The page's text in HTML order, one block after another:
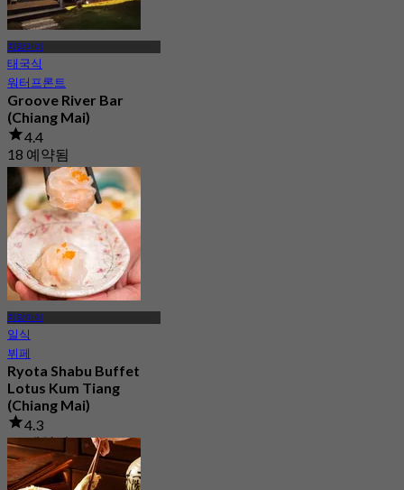
치앙마이
태국식
워터프론트
Groove River Bar
(Chiang Mai)
4.4
18 예약됨
에서฿ 462.5
치앙마이
일식
뷔페
Ryota Shabu Buffet
Lotus Kum Tiang
(Chiang Mai)
4.3
42 예약됨
에서฿ 234